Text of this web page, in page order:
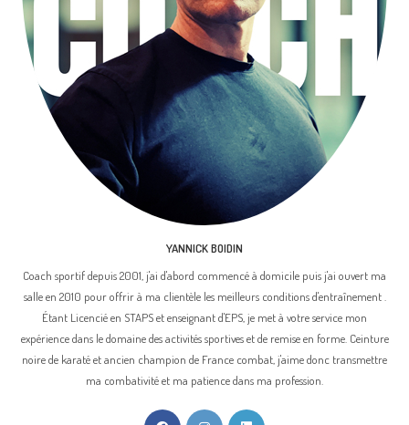
YANNICK BOIDIN
Coach sportif depuis 2001, j'ai d'abord commencé à domicile puis j'ai ouvert ma
salle en 2010 pour offrir à ma clientèle les meilleurs conditions d'entraînement .
Étant Licencié en STAPS et enseignant d'EPS, je met à votre service mon
expérience dans le domaine des activités sportives et de remise en forme. Ceinture
noire de karaté et ancien champion de France combat, j'aime donc transmettre
ma combativité et ma patience dans ma profession.
S’ouvre S’ouvre S’ouvre